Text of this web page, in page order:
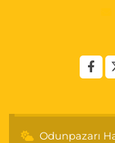
Odunpazarı